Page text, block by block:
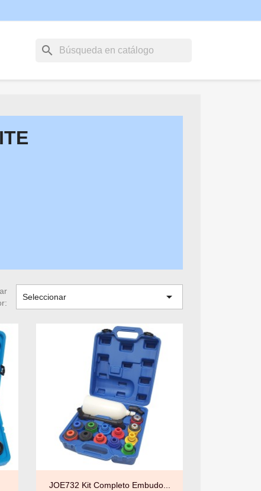
search
Seleccionar 
Vista rápida
JOE732 Kit Completo Embudo...